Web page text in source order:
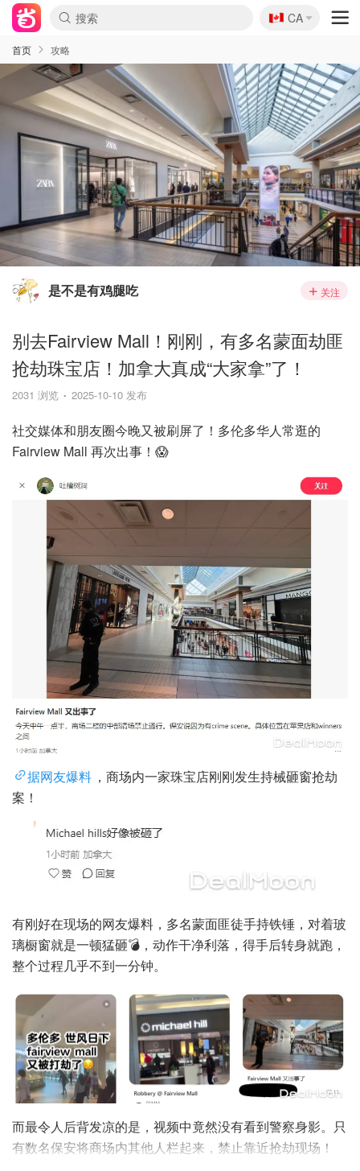
🇨🇦
CA
首页 攻略
是不是有鸡腿吃 关注
别去Fairview Mall！刚刚，有多名蒙面劫匪
抢劫珠宝店！加拿大真成“大家拿”了！
2031 浏览 2025-10-10 发布
社交媒体和朋友圈今晚又被刷屏了！多伦多华人常逛的
Fairview Mall 再次出事！😱
据网友爆料 ，商场内一家珠宝店刚刚发生持械砸窗抢劫
案！
有刚好在现场的网友爆料，多名蒙面匪徒手持铁锤，对着玻
璃橱窗就是一顿猛砸💣，动作干净利落，得手后转身就跑，
整个过程几乎不到一分钟。
而最令人后背发凉的是，视频中竟然没有看到警察身影。只
有数名保安将商场内其他人栏起来，禁止靠近抢劫现场！